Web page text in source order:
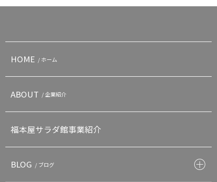
HOME / ホーム
ABOUT / 企業紹介
福本屋サラダ館事業紹介
BLOG / ブログ